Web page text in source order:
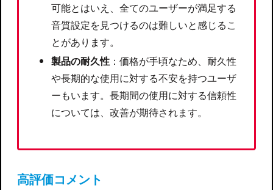
可能とはいえ、全てのユーザーが満足する
音質設定を見つけるのは難しいと感じるこ
とがあります。
製品の耐久性 ：価格が手頃なため、耐久性
や長期的な使用に対する不安を持つユーザ
ーもいます。長期間の使用に対する信頼性
については、改善が期待されます。
高評価コメント